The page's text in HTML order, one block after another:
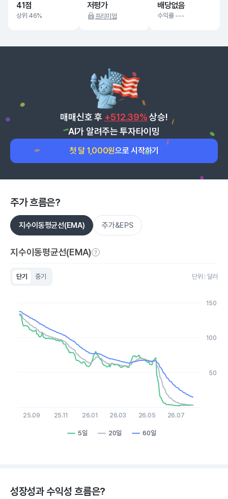
41점
상위 46%
저평가
프리미엄
배당없음
수익률 ---
매매신호 후 +512.39% 상승!
AI가 알려주는 투자타이밍
첫 달 1,000원으로 시작하기
주가 흐름은?
지수이동평균선(EMA) 주가&EPS
지수이동평균선(EMA)
단기 중기 단위 : 달러
View as data table, Chart
The chart has 1 X axis displaying Time. Data ranges from
The chart has 1 Y axis displaying values. Data ranges from
5일 20일 60일
25.09 25.11 26.01 26.03 26.05 26.07
50
100
150
성장성과 수익성 흐름은?